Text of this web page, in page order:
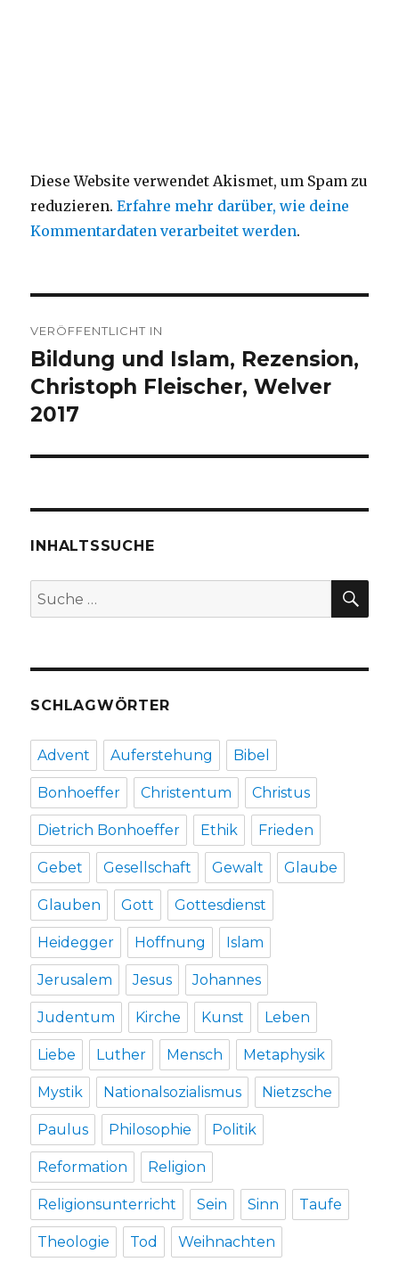
Diese Website verwendet Akismet, um Spam zu
reduzieren.Erfahre mehr darüber, wie deine
Kommentardaten verarbeitet werden.
VERÖFFENTLICHT IN
Bildung und Islam, Rezension,
Christoph Fleischer, Welver
2017
INHALTSSUCHE
Suche
nach:
SCHLAGWÖRTER
Advent Auferstehung Bibel
Bonhoeffer Christentum Christus
Dietrich Bonhoeffer Ethik Frieden
Gebet Gesellschaft Gewalt Glaube
Glauben Gott Gottesdienst
Heidegger Hoffnung Islam
Jerusalem Jesus Johannes
Judentum Kirche Kunst Leben
Liebe Luther Mensch Metaphysik
Mystik Nationalsozialismus Nietzsche
Paulus Philosophie Politik
Reformation Religion
Religionsunterricht Sein Sinn Taufe
Theologie Tod Weihnachten